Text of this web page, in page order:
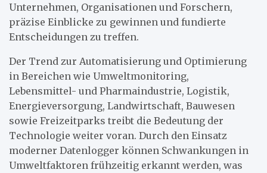
Unternehmen, Organisationen und Forschern,
präzise Einblicke zu gewinnen und fundierte
Entscheidungen zu treffen.
Der Trend zur Automatisierung und Optimierung
in Bereichen wie Umweltmonitoring,
Lebensmittel- und Pharmaindustrie, Logistik,
Energieversorgung, Landwirtschaft, Bauwesen
sowie Freizeitparks treibt die Bedeutung der
Technologie weiter voran. Durch den Einsatz
moderner Datenlogger können Schwankungen in
Umweltfaktoren frühzeitig erkannt werden, was